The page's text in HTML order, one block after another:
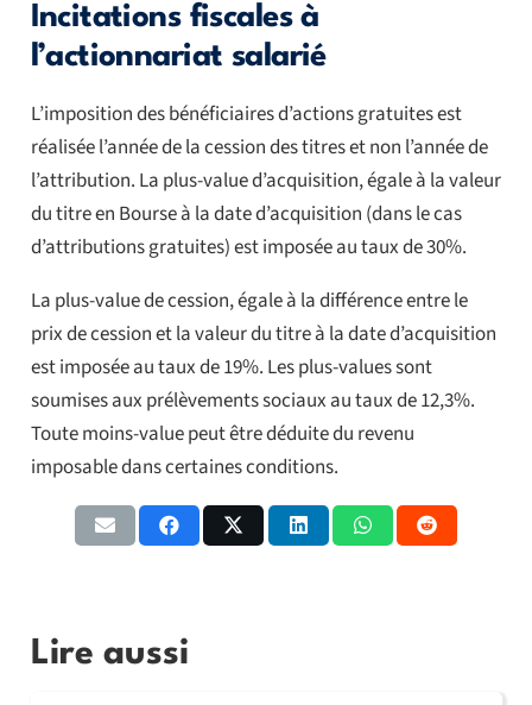
Incitations fiscales à
l’actionnariat salarié
L’imposition des bénéficiaires d’actions gratuites est
réalisée l’année de la cession des titres et non l’année de
l’attribution. La plus-value d’acquisition, égale à la valeur
du titre en Bourse à la date d’acquisition (dans le cas
d’attributions gratuites) est imposée au taux de 30%.
La plus-value de cession, égale à la différence entre le
prix de cession et la valeur du titre à la date d’acquisition
est imposée au taux de 19%. Les plus-values sont
soumises aux prélèvements sociaux au taux de 12,3%.
Toute moins-value peut être déduite du revenu
imposable dans certaines conditions.
Lire aussi